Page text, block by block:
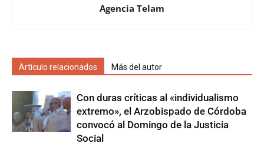
Agencia Telam
Artículo relacionados Más del autor
Con duras críticas al «individualismo
extremo», el Arzobispado de Córdoba
convocó al Domingo de la Justicia
Social